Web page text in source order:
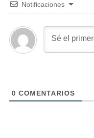
Notificaciones
0 COMENTARIOS